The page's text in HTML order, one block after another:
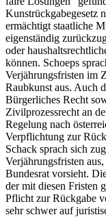
Kunstrückgabegesetz
ermächtigt staatliche
eigenständig
oder
können. Schoeps
Verjährungsfristen im
Raubkunst aus. Auch
Bürgerliches Recht
Zivilprozessrecht an
Regelung nach
Verpflichtung zur
Schack sprach sich
Verjährungsfristen
Bundesrat vorsieht.
der mit diesen Fristen
Pflicht zur Rückgabe
sehr schwer auf